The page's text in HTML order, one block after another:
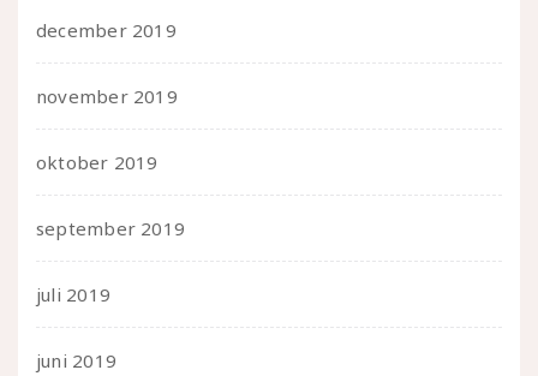
december 2019
november 2019
oktober 2019
september 2019
juli 2019
juni 2019